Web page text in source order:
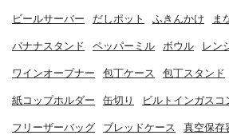
ビールサーバー だしポット ふきんかけ ま
バナナスタンド ペッパーミル ボウル レン
ワインオープナー 包丁ケース 包丁スタンド
紙コップホルダー 缶切り ビルトインガスコ
フリーザーバッグ ブレッドケース 真空保存